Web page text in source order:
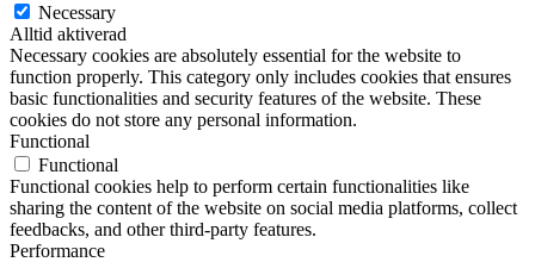
Necessary
Alltid aktiverad
Necessary cookies are absolutely essential for the website to
function properly. This category only includes cookies that ensures
basic functionalities and security features of the website. These
cookies do not store any personal information.
Functional
Functional
Functional cookies help to perform certain functionalities like
sharing the content of the website on social media platforms, collect
feedbacks, and other third-party features.
Performance